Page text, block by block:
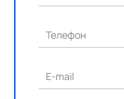
Телефон
E-mail